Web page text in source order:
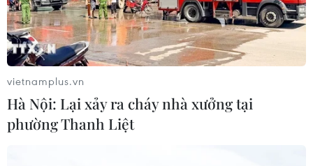
vietnamplus.vn
Hà Nội: Lại xảy ra cháy nhà xưởng tại
phường Thanh Liệt